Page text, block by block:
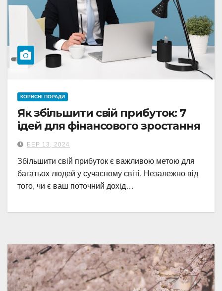
КОРИСНІ ПОРАДИ
Як збільшити свій прибуток: 7
ідей для фінансового зростання
БЕР 13, 2024
Збільшити свій прибуток є важливою метою для
багатьох людей у ​​сучасному світі. Незалежно від
того, чи є ваш поточний дохід…